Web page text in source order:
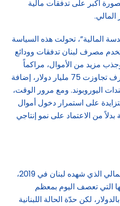
أكبر على تدفقات مالية
المالية”، تحولت هذه السياسة
مصرف لبنان تدفقات وودائع
مزيد من الأموال، مراكماً
التزامات ضخمة حيال المصارف تجاوزت 75 مليار دولار، إضافة
من سندات اليوروبوند. ومع مرور الوقت،
على استمرار دخول أموال
من الاعتماد على نمو إنتاجي
لفهم آليات الانهيار النقدي والمالي الذي شهده لبنان في 2019،
التي تعصف اليوم بمعظم
لكن حدّة الحالة اللبنانية